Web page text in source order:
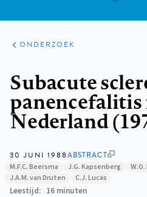
ARTIKELEN
ONDERZOEK
ONDERZOEK
Subacute
Nederland
30 JUNI 1988ABSTRACT
M.F.C. Beersma J.G. Kapsenberg
J.A.M. van Druten
C.J. Lucas
Leestijd 16 minuten